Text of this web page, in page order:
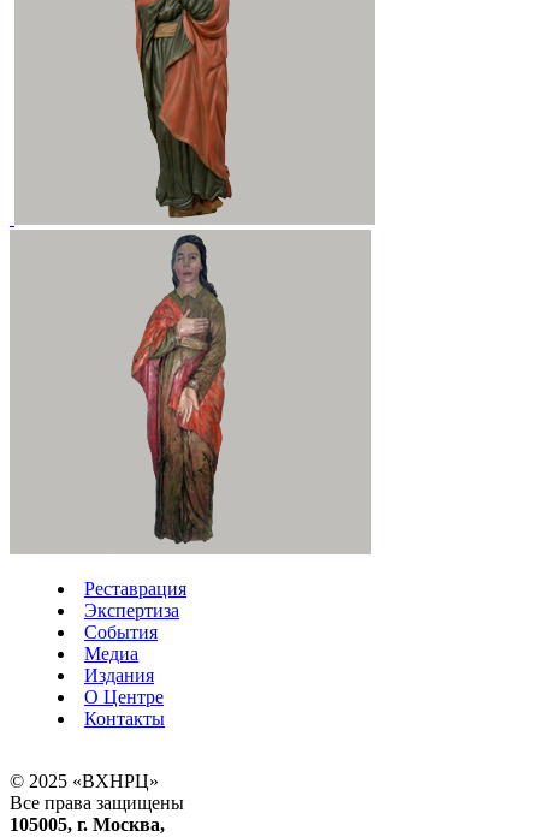
Реставрация
Экспертиза
События
Медиа
Издания
О Центре
Контакты
© 2025 «ВХНРЦ»
Все права защищены
105005, г. Москва,